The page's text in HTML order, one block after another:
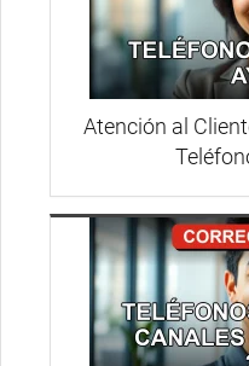
Atención al